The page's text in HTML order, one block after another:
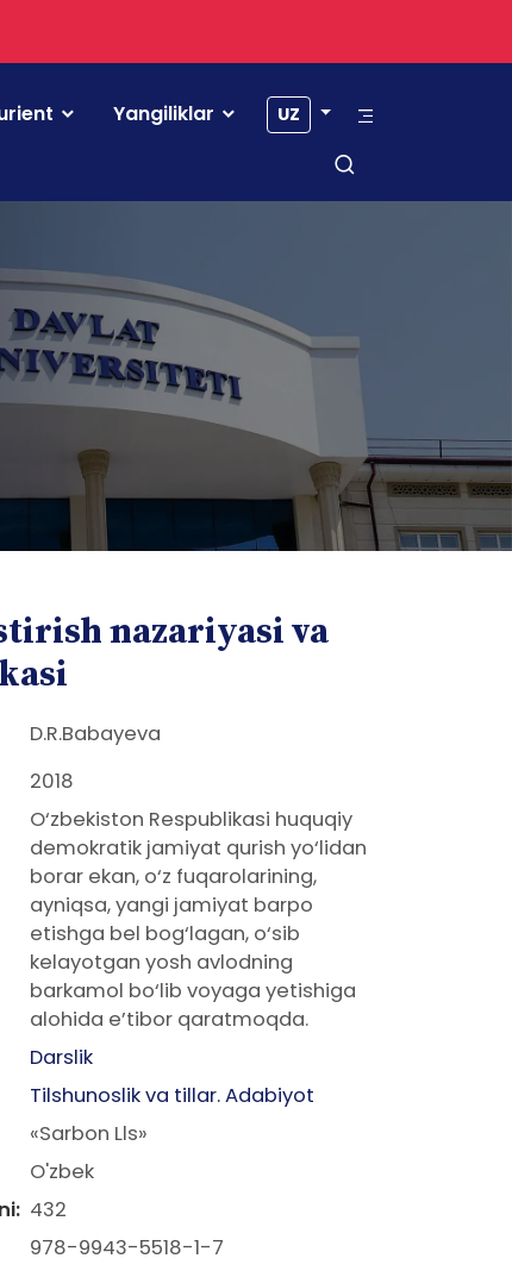
Yangiliklar UZ
nazariyasi va
D.R.Babayeva
2018
O‘zbekiston Respublikasi huquqiy
demokratik jamiyat qurish yo‘lidan
borar ekan, o‘z fuqarolarining,
ayniqsa, yangi jamiyat barpo
etishga bel bog‘lagan, o‘sib
kelayotgan yosh avlodning
barkamol bo‘lib voyaga yetishiga
alohida e’tibor qaratmoqda.
Darslik
Tilshunoslik va tillar. Adabiyot
«Sarbon Lls»
O'zbek
432
978-9943-5518-1-7